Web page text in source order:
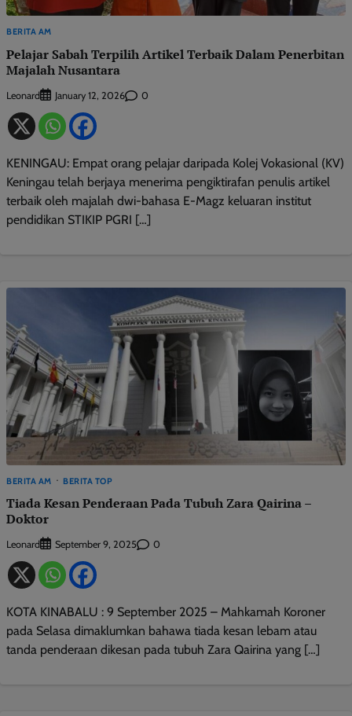
BERITA AM
Pelajar Sabah Terpilih Artikel Terbaik Dalam Penerbitan
Majalah Nusantara
Leonard January 12, 2026 0
KENINGAU: Empat orang pelajar daripada Kolej Vokasional (KV)
Keningau telah berjaya menerima pengiktirafan penulis artikel
terbaik oleh majalah dwi-bahasa E-Magz keluaran institut
pendidikan STIKIP PGRI […]
BERITA AM BERITA TOP
Tiada Kesan Penderaan Pada Tubuh Zara Qairina –
Doktor
Leonard September 9, 2025 0
KOTA KINABALU : 9 September 2025 – Mahkamah Koroner
pada Selasa dimaklumkan bahawa tiada kesan lebam atau
tanda penderaan dikesan pada tubuh Zara Qairina yang […]